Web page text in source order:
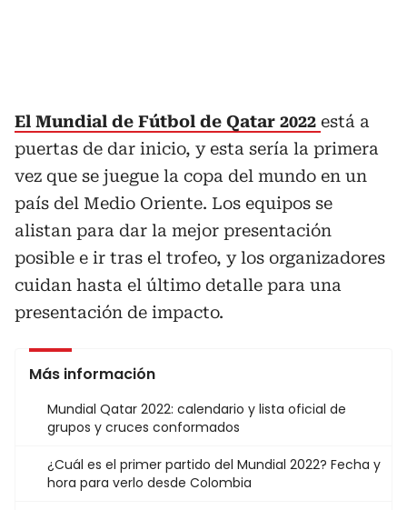
El Mundial de Fútbol de Qatar 2022 está a
puertas de dar inicio, y esta sería la primera
vez que se juegue la copa del mundo en un
país del Medio Oriente. Los equipos se
alistan para dar la mejor presentación
posible e ir tras el trofeo, y los organizadores
cuidan hasta el último detalle para una
presentación de impacto.
Más información
Mundial Qatar 2022: calendario y lista oficial de
grupos y cruces conformados
¿Cuál es el primer partido del Mundial 2022? Fecha y
hora para verlo desde Colombia